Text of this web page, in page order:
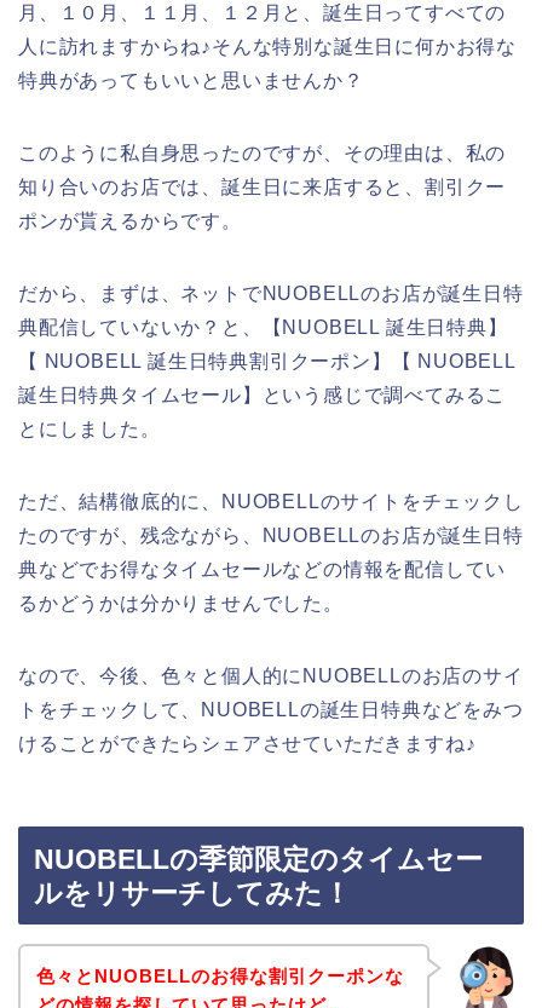
月、１０月、１１月、１２月と、誕生日ってすべての
人に訪れますからね♪そんな特別な誕生日に何かお得な
特典があってもいいと思いませんか？
このように私自身思ったのですが、その理由は、私の
知り合いのお店では、誕生日に来店すると、割引クー
ポンが貰えるからです。
だから、まずは、ネットでNUOBELLのお店が誕生日特
典配信していないか？と、【NUOBELL 誕生日特典】
【 NUOBELL 誕生日特典割引クーポン】【 NUOBELL
誕生日特典タイムセール】という感じで調べてみるこ
とにしました。
ただ、結構徹底的に、NUOBELLのサイトをチェックし
たのですが、残念ながら、NUOBELLのお店が誕生日特
典などでお得なタイムセールなどの情報を配信してい
るかどうかは分かりませんでした。
なので、今後、色々と個人的にNUOBELLのお店のサイ
トをチェックして、NUOBELLの誕生日特典などをみつ
けることができたらシェアさせていただきますね♪
NUOBELLの季節限定のタイムセー
ルをリサーチしてみた！
色々とNUOBELLのお得な割引クーポンな